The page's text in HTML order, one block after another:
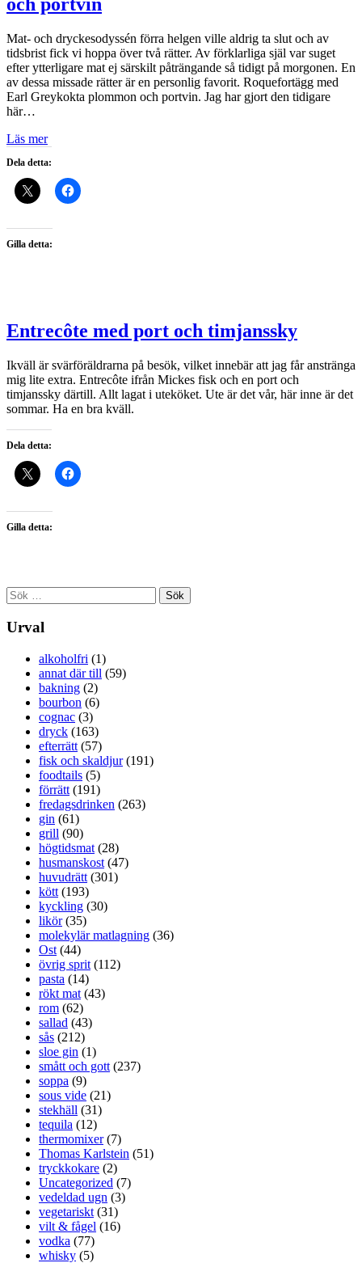
Mat- och dryckesodyssén förra helgen ville aldrig ta slut och av
tidsbrist fick vi hoppa över två rätter. Av förklarliga själ var suget
efter ytterligare mat ej särskilt påträngande så tidigt på morgonen. En
av dessa missade rätter är en personlig favorit. Roquefortägg med
Earl Greykokta plommon och portvin. Jag har gjort den tidigare
här…
Läs mer
Dela detta:
Gilla detta:
Entrecôte med port och timjanssky
Ikväll är svärföräldrarna på besök, vilket innebär att jag får anstränga
mig lite extra. Entrecôte ifrån Mickes fisk och en port och
timjanssky därtill. Allt lagat i uteköket. Ute är det vår, här inne är det
sommar. Ha en bra kväll.
Dela detta:
Gilla detta:
Sök
efter:
Urval
alkoholfri (1)
annat där till (59)
bakning (2)
bourbon (6)
cognac (3)
dryck (163)
efterrätt (57)
fisk och skaldjur(191)
foodtails (5)
förrätt (191)
fredagsdrinken (263)
gin (61)
grill (90)
högtidsmat (28)
husmanskost (47)
huvudrätt (301)
kött (193)
kyckling (30)
likör(35)
molekylär matlagning (36)
Ost (44)
övrig sprit (112)
pasta (14)
rökt mat (43)
rom (62)
sallad (43)
sås (212)
sloe gin (1)
smått och gott (237)
soppa (9)
sous vide (21)
stekhäll (31)
tequila (12)
thermomixer(7)
Thomas Karlstein (51)
tryckkokare (2)
Uncategorized (7)
vedeldad ugn (3)
vegetariskt (31)
vilt & fågel (16)
vodka (77)
whisky (5)